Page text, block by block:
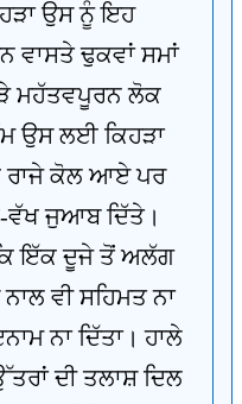
ਉਸ ਨੂੰ ਇਹ
ਵਾਸਤੇ ਢੁਕਵਾਂ ਸਮਾਂ
ਮਹੱਤਵਪੂਰਨ ਲੋਕ
ਉਸ ਲਈ ਕਿਹੜਾ
ਰਾਜੇ ਕੋਲ ਆਏ ਪਰ
ਵੱਖ ਜੁਆਬ ਦਿੱਤੇ।
ਇੱਕ ਦੂਜੇ ਤੋਂ ਅਲੱਗ
ਵੀ ਸਹਿਮਤ ਨਾ
ਨਾ ਦਿੱਤਾ। ਹਾਲੇ
ਦੀ ਤਲਾਸ਼ ਦਿਲ